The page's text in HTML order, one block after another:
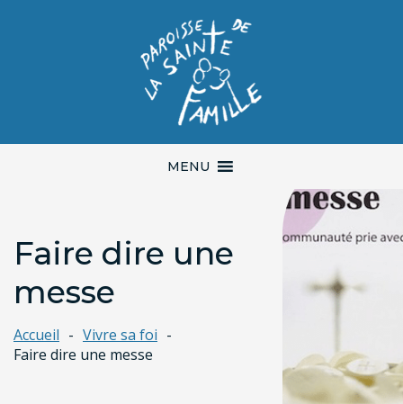
MENU
Faire dire une
messe
Accueil
Vivre sa foi
Faire dire une messe